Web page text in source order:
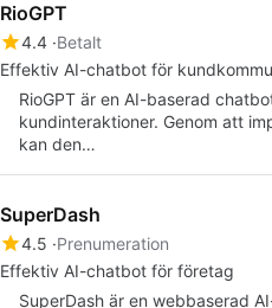
RioGPT
4.4 Betalt
Effektiv AI-chatbot för
RioGPT är en AI-baserad
kundinteraktioner. Genom att
kan den…
SuperDash
4.5 Prenumeration
Effektiv AI-chatbot för företag
SuperDash är en webbaserad